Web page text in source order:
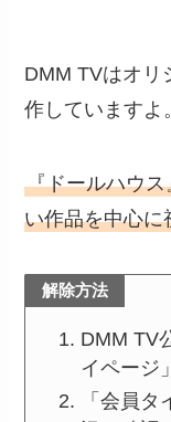
DMM TVはオリ
作していますよ
『ドールハウ
い作品を中心に
解除方法
DMM TV
イページ
「会員